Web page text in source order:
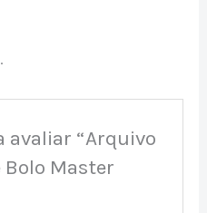
avaliar “Arquivo
Bolo Master